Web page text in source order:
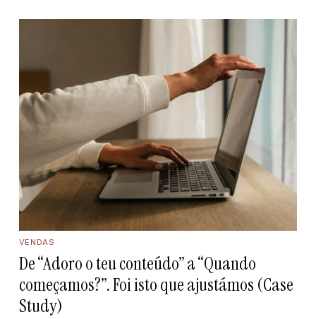
VENDAS
De “Adoro o teu conteúdo” a “Quando
começamos?”. Foi isto que ajustámos (Case
Study)